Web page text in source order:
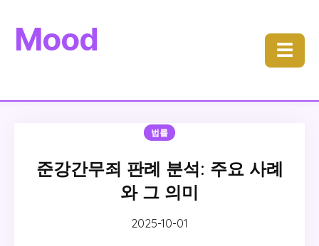
Mood ☰
법률
준강간무죄 판례 분석: 주요 사례
와 그 의미
2025-10-01